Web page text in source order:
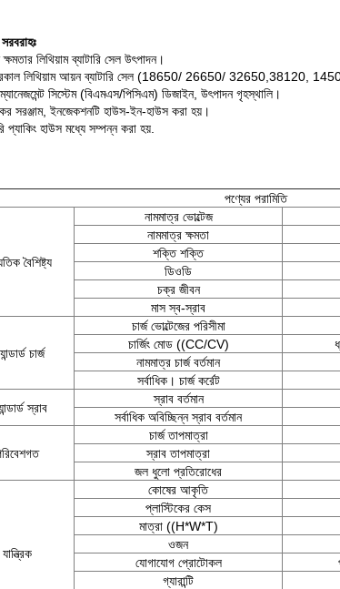
লিথিয়াম ব্যাটারি সেল উৎপাদন।
লিথিয়াম আয়ন ব্যাটারি সেল (18650/ 26650/ 32650,38120,
ম্যানেজমেন্ট সিস্টেম (বিএমএস/পিসিএম) ডিজাইন, উৎপাদন গৃহস্থালি।
সরঞ্জাম, ইনজেকশনটি হাউস-ইন-হাউস করা হয়।
প্যাকিং হাউস মধ্যে সম্পন্ন করা হয়.
পণ্যের পরামিতি
বৈশিষ্ট্য
নামমাত্র ভোল্টেজ
নামমাত্র ক্ষমতা
শক্তি শক্তি
ডিওডি
চক্র জীবন
মাস স্ব-স্রাব
চার্জ
চার্জ ভোল্টেজের পরিসীমা
চার্জিং মোড ((CC/CV)
নামমাত্র চার্জ বর্তমান
সর্বাধিক। চার্জ কর্রেট
স্রাব
স্রাব বর্তমান
সর্বাধিক অবিচ্ছিন্ন স্রাব বর্তমান
চার্জ তাপমাত্রা
স্রাব তাপমাত্রা
জল ধুলো প্রতিরোধের
যান্ত্রিক
কোষের আকৃতি
প্লাস্টিকের কেস
মাত্রা ((H*W*T)
ওজন
যোগাযোগ প্রোটোকল
গ্যারান্টি